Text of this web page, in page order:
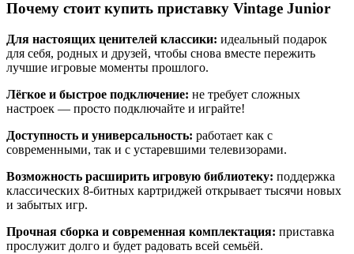
Почему стоит купить приставку Vintage Junior
Для настоящих ценителей классики: идеальный подарок
для себя, родных и друзей, чтобы снова вместе пережить
лучшие игровые моменты прошлого.
Лёгкое и быстрое подключение: не требует сложных
настроек — просто подключайте и играйте!
Доступность и универсальность: работает как с
современными, так и с устаревшими телевизорами.
Возможность расширить игровую библиотеку: поддержка
классических 8-битных картриджей открывает тысячи новых
и забытых игр.
Прочная сборка и современная комплектация: приставка
прослужит долго и будет радовать всей семьёй.